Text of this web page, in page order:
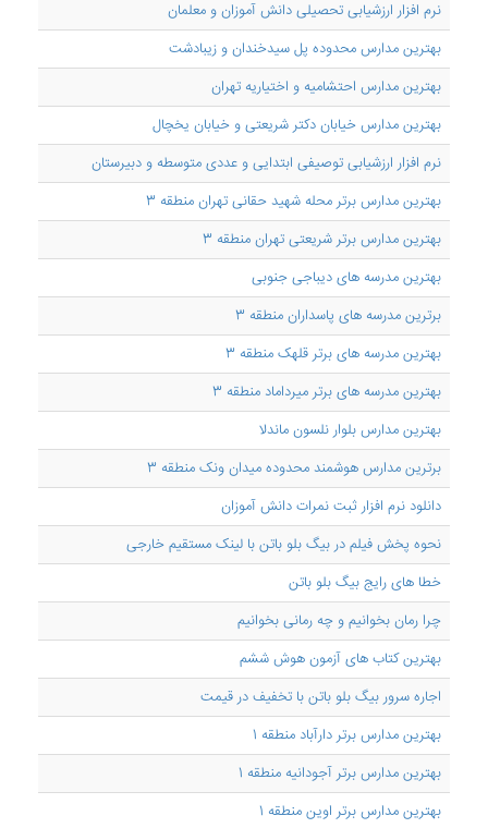
نرم افزار ارزشیابی تحصیلی دانش آموزان و معلمان
بهترین مدارس محدوده پل سیدخندان و زیبادشت
بهترین مدارس احتشامیه و اختیاریه تهران
بهترین مدارس خیابان دکتر شریعتی و خیابان یخچال
نرم افزار ارزشیابی توصیفی ابتدایی و عددی متوسطه و دبیرستان
بهترین مدارس برتر محله شهید حقانی تهران منطقه 3
بهترین مدارس برتر شریعتی تهران منطقه 3
بهترین مدرسه های دیباجی جنوبی
برترین مدرسه های پاسداران منطقه 3
بهترین مدرسه های برتر قلهک منطقه 3
بهترین مدرسه های برتر میرداماد منطقه 3
بهترین مدارس بلوار نلسون ماندلا
برترین مدارس هوشمند محدوده میدان ونک منطقه 3
دانلود نرم افزار ثبت نمرات دانش آموزان
نحوه پخش فیلم در بیگ بلو باتن با لینک مستقیم خارجی
خطا های رایج بیگ بلو باتن
چرا رمان بخوانیم و چه رمانی بخوانیم
بهترین کتاب های آزمون هوش ششم
اجاره سرور بیگ بلو باتن با تخفیف در قیمت
بهترین مدارس برتر دارآباد منطقه 1
بهترین مدارس برتر آجودانیه منطقه 1
بهترین مدارس برتر اوین منطقه 1